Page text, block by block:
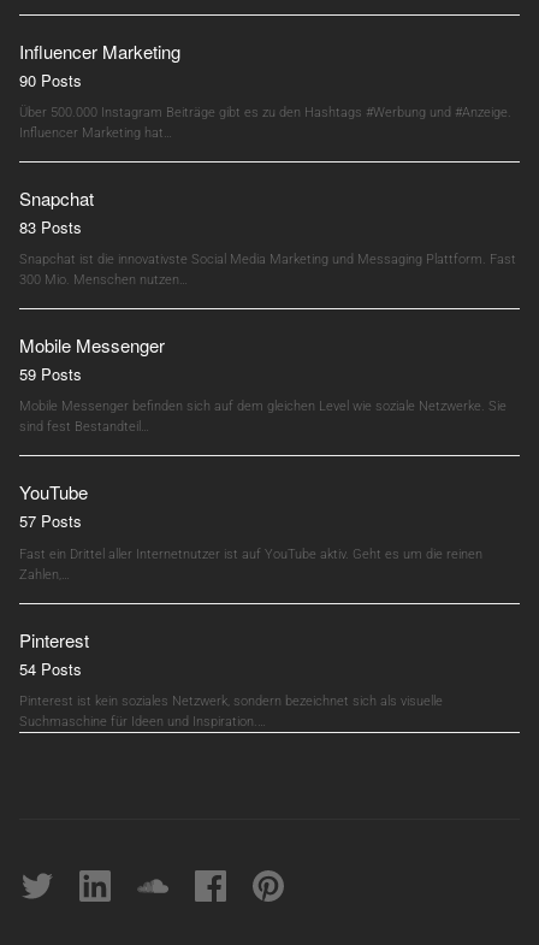
Influencer Marketing
90 Posts
Über 500.000 Instagram Beiträge gibt es zu den Hashtags #Werbung und #Anzeige.
Influencer Marketing hat…
Snapchat
83 Posts
Snapchat ist die innovativste Social Media Marketing und Messaging Plattform. Fast
300 Mio. Menschen nutzen…
Mobile Messenger
59 Posts
Mobile Messenger befinden sich auf dem gleichen Level wie soziale Netzwerke. Sie
sind fest Bestandteil…
YouTube
57 Posts
Fast ein Drittel aller Internetnutzer ist auf YouTube aktiv. Geht es um die reinen
Zahlen,…
Pinterest
54 Posts
Pinterest ist kein soziales Netzwerk, sondern bezeichnet sich als visuelle
Suchmaschine für Ideen und Inspiration.…
Twitter linkedin soundcloudFacebookpinterest